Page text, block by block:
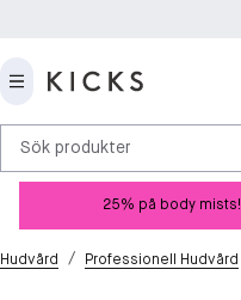
Sök produkter
25% på body mists!
Hudvård / Professionell Hudvård